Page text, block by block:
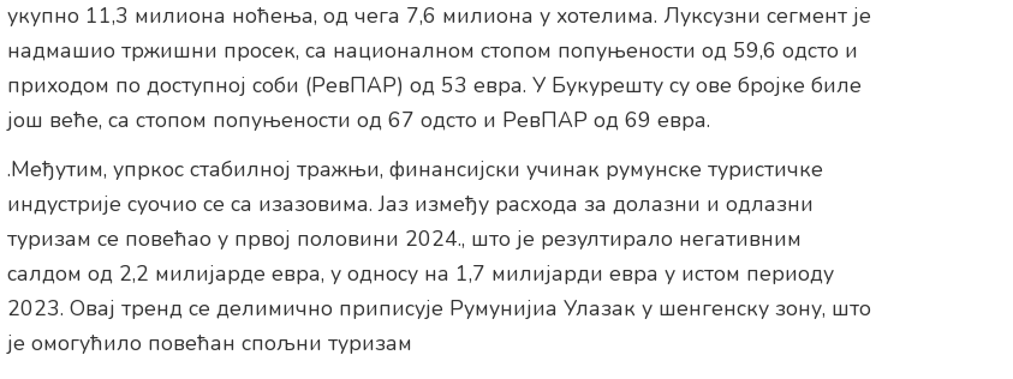
укупно 11,3 милиона ноћења, од чега 7,6 милиона у хотелима. Луксузни сегмент је
надмашио тржишни просек, са националном стопом попуњености од 59,6 одсто и
приходом по доступној соби (РевПАР) од 53 евра. У Букурешту су ове бројке биле
још веће, са стопом попуњености од 67 одсто и РевПАР од 69 евра.
.Међутим, упркос стабилној тражњи, финансијски учинак румунске туристичке
индустрије суочио се са изазовима. Јаз између расхода за долазни и одлазни
туризам се повећао у првој половини 2024., што је резултирало негативним
салдом од 2,2 милијарде евра, у односу на 1,7 милијарди евра у истом периоду
2023. Овај тренд се делимично приписује Румунијиа Улазак у шенгенску зону, што
је омогућило повећан спољни туризам